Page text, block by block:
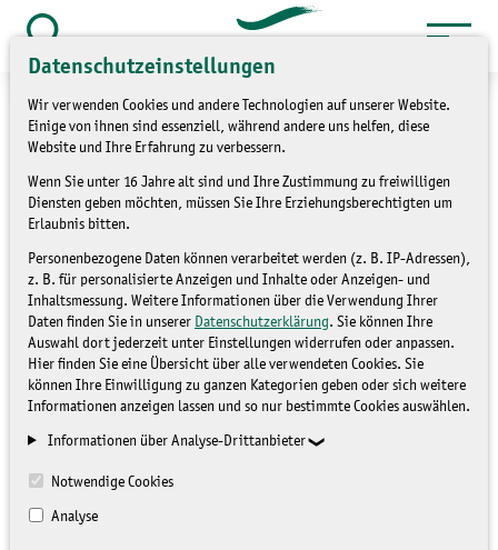
Datenschutzeinstellungen
Wir verwenden Cookies und andere Technologien auf unserer Website.
Einige von ihnen sind essenziell, während andere uns helfen, diese
Website und Ihre Erfahrung zu verbessern.
Wenn Sie unter 16 Jahre alt sind und Ihre Zustimmung zu freiwilligen
Diensten geben möchten, müssen Sie Ihre Erziehungsberechtigten um
Erlaubnis bitten.
Personenbezogene Daten können verarbeitet werden (z. B. IP-Adressen),
z. B. für personalisierte Anzeigen und Inhalte oder Anzeigen- und
Inhaltsmessung. Weitere Informationen über die Verwendung Ihrer
Daten finden Sie in unserer Datenschutzerklärung. Sie können Ihre
Auswahl dort jederzeit unter Einstellungen widerrufen oder anpassen.
Hier finden Sie eine Übersicht über alle verwendeten Cookies. Sie
können Ihre Einwilligung zu ganzen Kategorien geben oder sich weitere
Informationen anzeigen lassen und so nur bestimmte Cookies auswählen.
Informationen über Analyse-Drittanbieter
Notwendige Cookies
Analyse
Zum
springen
Suche
öffnen
Service » Kontakt » Kontaktformular
Kontaktformular
Mit Sternchen (*) gekennzeichnete Eingabefelder müssen
ausgefüllt werden.